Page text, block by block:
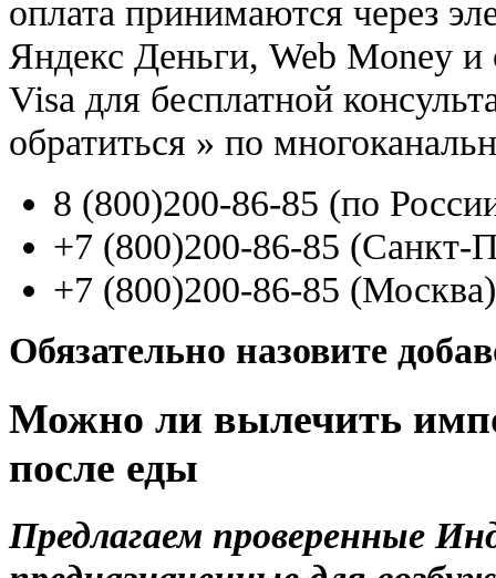
оплата принимаются через
Яндекс Деньги, Web Money и
Visa для бесплатной
обратиться » по
8 (800)200-86-85 (по
+7 (800)200-86-85 (Санкт-
+7 (800)200-86-85 (Москва)
Обязательно назовите
Можно ли вылечить
после еды
Предлагаем проверенные